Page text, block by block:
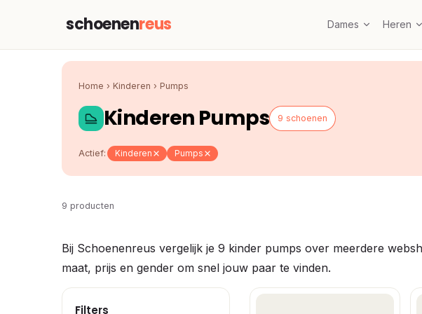
schoenenreus Dames Heren
Home › Kinderen › Pumps
Kinderen Pumps 9 schoenen
Actief: Kinderen Pumps
9 producten
Bij Schoenenreus vergelijk je 9 kinder pumps over meerdere
maat, prijs en gender om snel jouw paar te vinden.
Filters